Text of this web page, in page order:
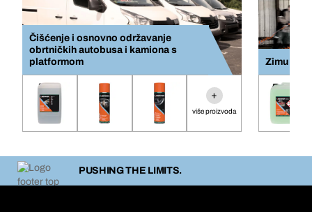
Čišćenje i osnovno održavanje
obrtničkih autobusa i kamiona s
platformom
+
više proizvoda
Zimu
PUSHING THE LIMITS.